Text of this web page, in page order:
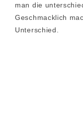
man die
Geschmacklich
Unterschied.